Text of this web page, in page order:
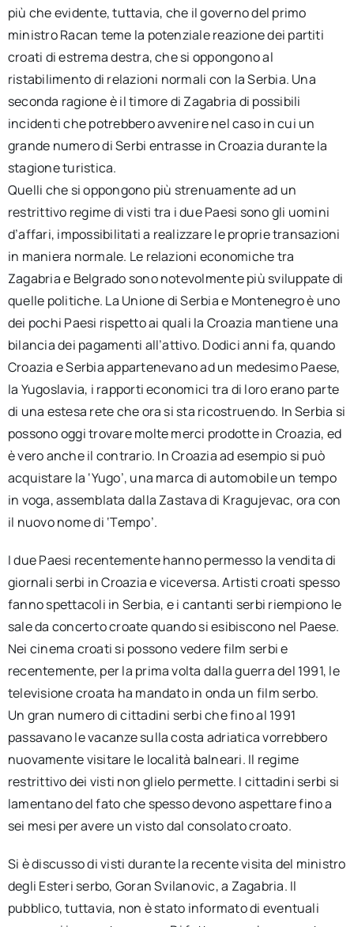
più che evidente, tuttavia, che il governo del primo
ministro Racan teme la potenziale reazione dei partiti
croati di estrema destra, che si oppongono al
ristabilimento di relazioni normali con la Serbia. Una
seconda ragione è il timore di Zagabria di possibili
incidenti che potrebbero avvenire nel caso in cui un
grande numero di Serbi entrasse in Croazia durante la
stagione turistica.
Quelli che si oppongono più strenuamente ad un
restrittivo regime di visti tra i due Paesi sono gli uomini
d’affari, impossibilitati a realizzare le proprie transazioni
in maniera normale. Le relazioni economiche tra
Zagabria e Belgrado sono notevolmente più sviluppate di
quelle politiche. La Unione di Serbia e Montenegro è uno
dei pochi Paesi rispetto ai quali la Croazia mantiene una
bilancia dei pagamenti all’attivo. Dodici anni fa, quando
Croazia e Serbia appartenevano ad un medesimo Paese,
la Yugoslavia, i rapporti economici tra di loro erano parte
di una estesa rete che ora si sta ricostruendo. In Serbia si
possono oggi trovare molte merci prodotte in Croazia, ed
è vero anche il contrario. In Croazia ad esempio si può
acquistare la ‘Yugo’, una marca di automobile un tempo
in voga, assemblata dalla Zastava di Kragujevac, ora con
il nuovo nome di ‘Tempo’.
I due Paesi recentemente hanno permesso la vendita di
giornali serbi in Croazia e viceversa. Artisti croati spesso
fanno spettacoli in Serbia, e i cantanti serbi riempiono le
sale da concerto croate quando si esibiscono nel Paese.
Nei cinema croati si possono vedere film serbi e
recentemente, per la prima volta dalla guerra del 1991, le
televisione croata ha mandato in onda un film serbo.
Un gran numero di cittadini serbi che fino al 1991
passavano le vacanze sulla costa adriatica vorrebbero
nuovamente visitare le località balneari. Il regime
restrittivo dei visti non glielo permette. I cittadini serbi si
lamentano del fato che spesso devono aspettare fino a
sei mesi per avere un visto dal consolato croato.
Si è discusso di visti durante la recente visita del ministro
degli Esteri serbo, Goran Svilanovic, a Zagabria. Il
pubblico, tuttavia, non è stato informato di eventuali